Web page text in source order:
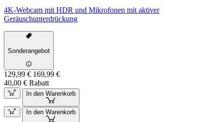
4K-Webcam mit HDR und Mikrofonen mit aktiver
Geräuschunterdrückung
Sonderangebot
129,99 € 169,99 €
40,00 € Rabatt
In den Warenkorb
In den Warenkorb